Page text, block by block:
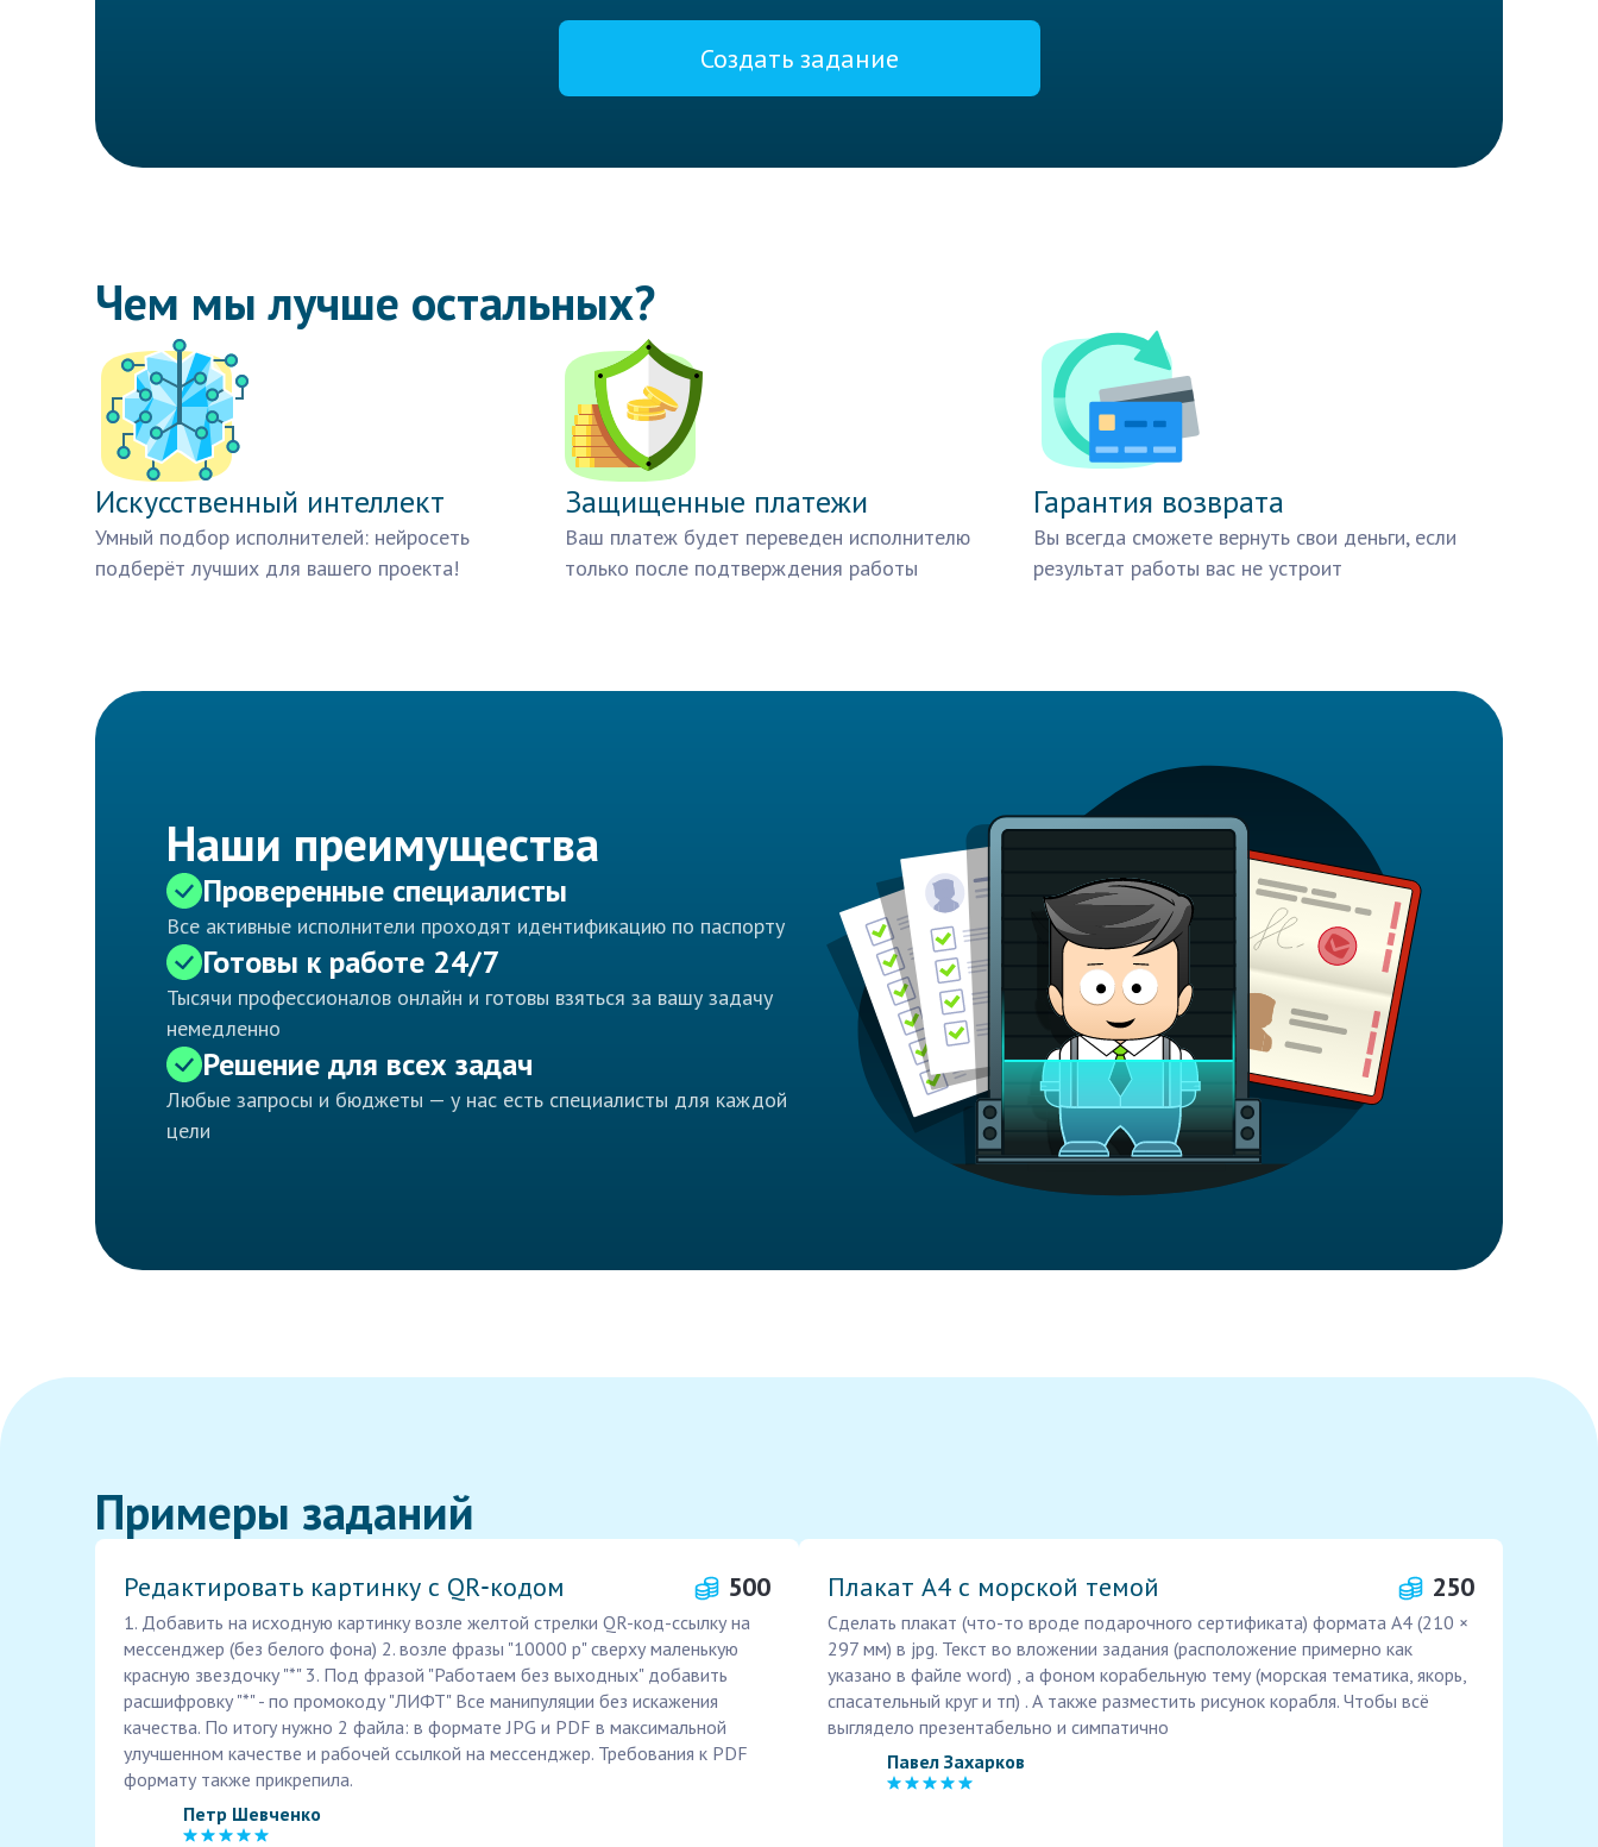
Создать задание
Чем мы лучше остальных?
Искусственный интеллект
Умный подбор исполнителей: нейросеть
подберёт лучших для вашего проекта!
Защищенные платежи
Ваш платеж будет переведен исполнителю
только после подтверждения работы
Гарантия возврата
Вы всегда сможете вернуть свои деньги, если
результат работы вас не устроит
Наши преимущества
Проверенные специалисты
Все активные исполнители проходят идентификацию по паспорту
Готовы к работе 24/7
Тысячи профессионалов онлайн и готовы взяться за вашу задачу
немедленно
Решение для всех задач
Любые запросы и бюджеты — у нас есть специалисты для каждой
цели
Примеры заданий
Редактировать картинку с QR‑кодом 500
1. Добавить на исходную картинку возле желтой стрелки QR-код-ссылку на
мессенджер (без белого фона) 2. возле фразы "10000 р" сверху маленькую
красную звездочку "*" 3. Под фразой "Работаем без выходных" добавить
расшифровку "*" - по промокоду "ЛИФТ" Все манипуляции без искажения
качества. По итогу нужно 2 файла: в формате JPG и PDF в максимальной
улучшенном качестве и рабочей ссылкой на мессенджер. Требования к PDF
формату также прикрепила.
Петр Шевченко
Плакат А4 с морской темой 250
Сделать плакат (что-то вроде подарочного сертификата) формата А4 (210 ×
297 мм) в jpg. Текст во вложении задания (расположение примерно как
указано в файле word) , а фоном корабельную тему (морская тематика, якорь,
спасательный круг и тп) . А также разместить рисунок корабля. Чтобы всё
выглядело презентабельно и симпатично
Павел Захарков